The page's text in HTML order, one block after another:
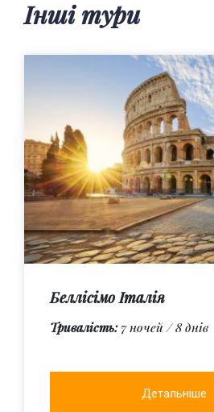
Інші тури
Беллісімо Італія
Тривалість:7 ночей / 8 днів
Детальніше